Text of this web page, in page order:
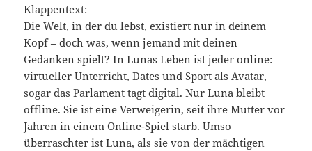
Klappentext:
Die Welt, in der du lebst, existiert nur in deinem
Kopf – doch was, wenn jemand mit deinen
Gedanken spielt? In Lunas Leben ist jeder online:
virtueller Unterricht, Dates und Sport als Avatar,
sogar das Parlament tagt digital. Nur Luna bleibt
offline. Sie ist eine Verweigerin, seit ihre Mutter vor
Jahren in einem Online-Spiel starb. Umso
überraschter ist Luna, als sie von der mächtigen